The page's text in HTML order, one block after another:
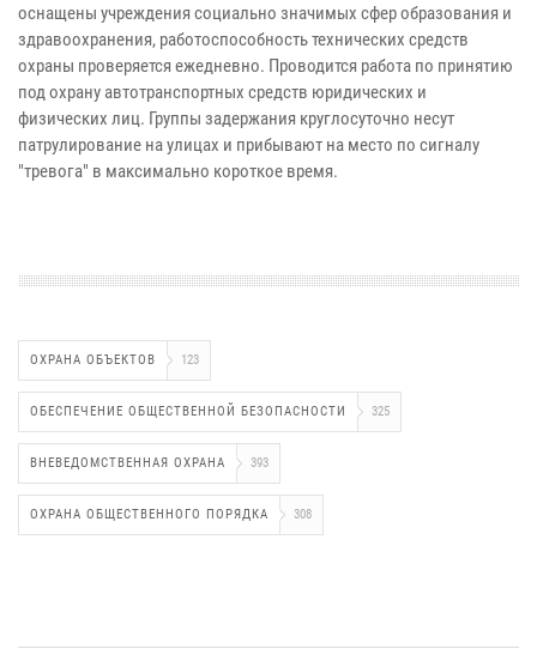
оснащены учреждения социально значимых сфер образования и
здравоохранения, работоспособность технических средств
охраны проверяется ежедневно. Проводится работа по принятию
под охрану автотранспортных средств юридических и
физических лиц. Группы задержания круглосуточно несут
патрулирование на улицах и прибывают на место по сигналу
"тревога" в максимально короткое время.
ОХРАНА ОБЪЕКТОВ 123
ОБЕСПЕЧЕНИЕ ОБЩЕСТВЕННОЙ БЕЗОПАСНОСТИ 325
ВНЕВЕДОМСТВЕННАЯ ОХРАНА 393
ОХРАНА ОБЩЕСТВЕННОГО ПОРЯДКА 308